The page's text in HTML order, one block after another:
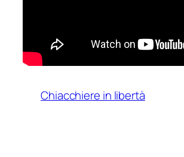
Chiacchiere in libertà